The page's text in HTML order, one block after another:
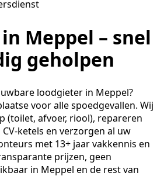
Meppel – snel
geholpen
loodgieter in Meppel?
voor alle spoedgevallen. Wij
(toilet, afvoer, riool), repareren
ketels en verzorgen al uw
met 13+ jaar vakkennis en
prijzen, geen
in Meppel en de rest van